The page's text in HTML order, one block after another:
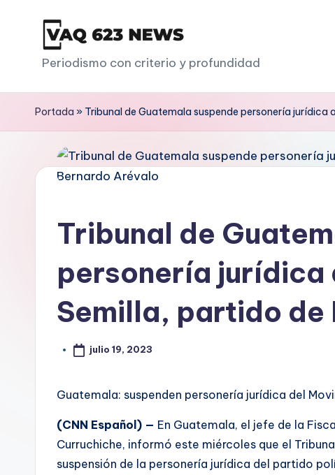
V
a
q
Periodismo con criterio y profundidad
Portada » Tribunal de Guatemala suspende personería jurídica
Tribunal de
personería jurídica
Semilla, partido de
julio 19, 2023
Guatemala: suspenden personería jurídica del
(CNN Español) — En Guatemala, el jefe de la
Curruchiche, informó este miércoles que el
suspensión de la personería jurídica del partido